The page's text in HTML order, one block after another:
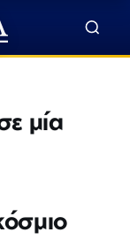
μία